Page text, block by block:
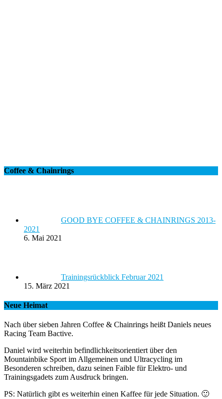
Coffee & Chainrings
GOOD BYE COFFEE & CHAINRINGS 2013-
2021
6. Mai 2021
Trainingsrückblick Februar 2021
15. März 2021
Neue Heimat
Nach über sieben Jahren Coffee & Chainrings heißt Daniels neues
Racing Team Bactive.
Daniel wird weiterhin befindlichkeitsorientiert über den
Mountainbike Sport im Allgemeinen und Ultracycling im
Besonderen schreiben, dazu seinen Faible für Elektro- und
Trainingsgadets zum Ausdruck bringen.
PS: Natürlich gibt es weiterhin einen Kaffee für jede Situation. 🙂